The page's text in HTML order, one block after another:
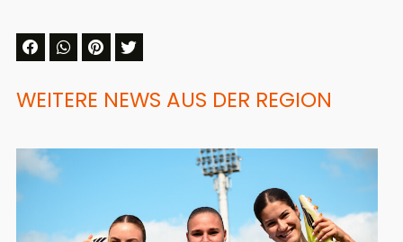
WEITERE NEWS AUS DER REGION